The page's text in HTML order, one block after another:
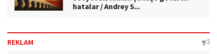
hatalar / Andrey S...
REKLAM